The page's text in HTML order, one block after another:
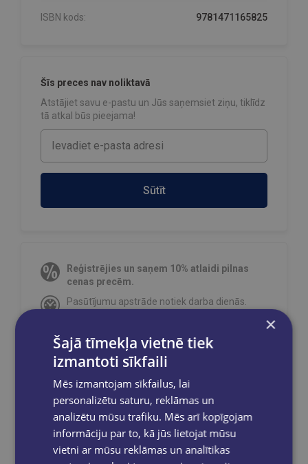
ISBN kods: 9781471165825
Šīs preces nav noliktavā
Atstājiet savu e-pastu un Jūs saņemsiet ziņu, tiklīdz
tā atkal būs pieejama!
Sūtīt
Reģistrējies un saņem 10% atlaidi pilnas
cenas precēm.
Pasūtījumu apstrāde notiek darba dienās.
Bezmaksas piegādeuz OMNIVA
pakomātiem Latvijāpasūtījumiem no €40.00.
Bezmaksas piegāde jebkurā GLOBUSS
grāmatnīcā 1-5 darba dienu laikā, kad
pasūtījums būs gatavs saņemšanai, saņemsi
e-pastu un/ vai SMS.
×
Šajā tīmekļa vietnē tiek
izmantoti sīkfaili
Mēs izmantojam sīkfailus, lai
personalizētu saturu, reklāmas un
analizētu mūsu trafiku. Mēs arī kopīgojam
informāciju par to, kā jūs lietojat mūsu
vietni ar mūsu reklāmas un analītikas